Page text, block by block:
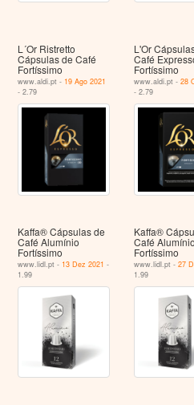
L´Or Ristretto
Cápsulas de Café
Fortíssimo
www.aldi.pt - 19 Ago 2021
- 2.79
L'Or
Café
Fortíssimo
www.aldi.pt - 28
- 2.79
Kaffa® Cápsulas de
Café Alumínio
Fortíssimo
www.lidl.pt - 13 Dez 2021 -
1.99
Kaffa®
Café Alumínio
Fortíssimo
www.lidl.pt - 27
1.99